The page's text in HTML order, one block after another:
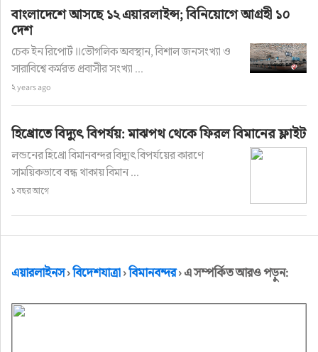
বাংলাদেশে আসছে ১২ এয়ারলাইন্স; বিনিয়োগে আগ্রহী ১০
দেশ
চেক ইন রিপোর্ট IIভৌগলিক অবস্থান, বিশাল জনসংখ্যা ও
সারাবিশ্বে কর্মরত প্রবাসীর সংখ্যা ...
২ years ago
হিথ্রোতে বিদ্যুৎ বিপর্যয়: মাঝপথ থেকে ফিরল বিমানের ফ্লাইট
লন্ডনের হিথ্রো বিমানবন্দর বিদ্যুৎ বিপর্যয়ের কারণে
সাময়িকভাবে বন্ধ থাকায় বিমান ...
১ বছর আগে
এয়ারলাইনস›বিদেশযাত্রা›বিমানবন্দর›এ সম্পর্কিত আরও পড়ুন: